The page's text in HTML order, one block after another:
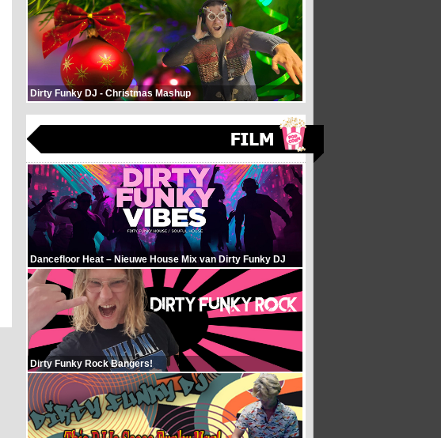
Dirty Funky DJ - Christmas Mashup
Dancefloor Heat – Nieuwe House Mix van Dirty Funky DJ
Dirty Funky Rock Bangers!